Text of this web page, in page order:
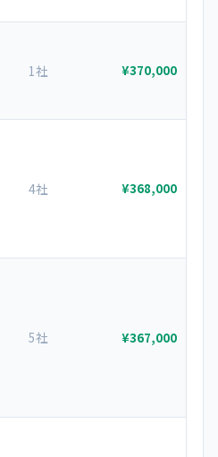
1社 ¥370,000
4社 ¥368,000
5社 ¥367,000